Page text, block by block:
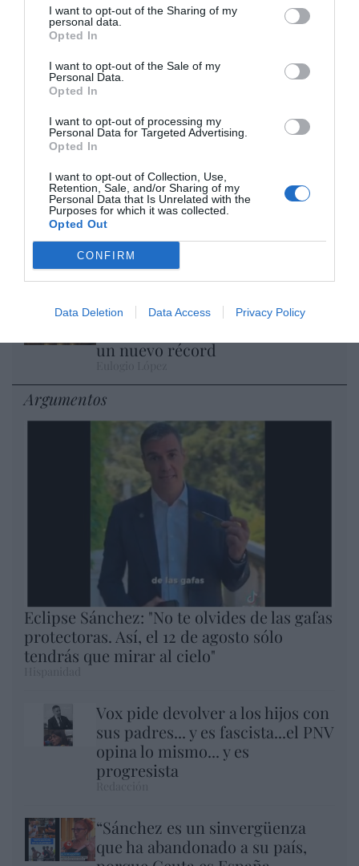
I want to opt-out of the Sharing of my
personal data.
Opted In
I want to opt-out of the Sale of my
Personal Data.
Opted In
I want to opt-out of processing my
Personal Data for Targeted Advertising.
Opted In
I want to opt-out of Collection, Use,
Retention, Sale, and/or Sharing of my
Personal Data that Is Unrelated with the
Purposes for which it was collected.
Opted Out
CONFIRM
Data Deletion Data Access Privacy Policy
Nokia, Ericsson... Huawei: lo que importan
son las patentes
Eulogio López
Isabel Pantoja pierde dos pleitos
con Hacienda por 700.000
euros... suma y sigue
Eulogio López
El IBEX 35 cerró la sesión del
un nuevo récord
Argumentos
Eclipse Sánchez: "No te olvides de las gafas
protectoras. Así, el 12 de agosto sólo
tendrás que mirar al cielo"
Vox pide devolver a los hijos con
sus padres... y es fascista...el PNV
opina lo mismo... y es
progresista
“Sánchez es un sinvergüenza
que ha abandonado a su país,